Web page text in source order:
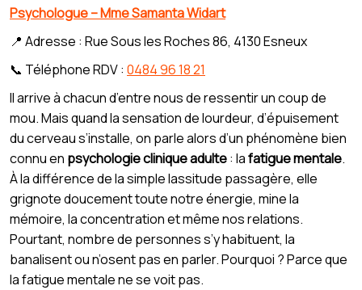
Psychologue – Mme Samanta Widart
📍 Adresse : Rue Sous les Roches 86, 4130 Esneux
📞 Téléphone RDV : 0484 96 18 21
Il arrive à chacun d’entre nous de ressentir un coup de
mou. Mais quand la sensation de lourdeur, d’épuisement
du cerveau s’installe, on parle alors d’un phénomène bien
connu en psychologie clinique adulte: lafatigue mentale.
À la différence de la simple lassitude passagère, elle
grignote doucement toute notre énergie, mine la
mémoire, la concentration et même nos relations.
Pourtant, nombre de personnes s’y habituent, la
banalisent ou n’osent pas en parler. Pourquoi ? Parce que
la fatigue mentale ne se voit pas.